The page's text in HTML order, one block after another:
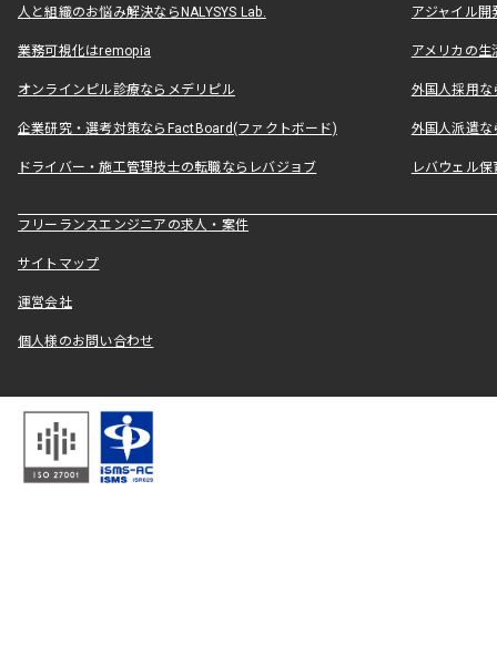
人と組織のお悩み解決ならNALYSYS Lab. アジャイル
業務可視化はremopia アメリカの
オンラインピル診療ならメデリピル 外国人採用
企業研究・選考対策ならFactBoard(ファクトボード) 外国人派遣な
ドライバー・施工管理技士の転職ならレバジョブ レバウェル
フリーランスエンジニアの求人・案件
サイトマップ
運営会社
個人様のお問い合わせ